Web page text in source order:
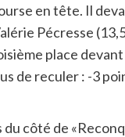
en tête. Il
Pécresse
place
de reculer : -3
du côté de